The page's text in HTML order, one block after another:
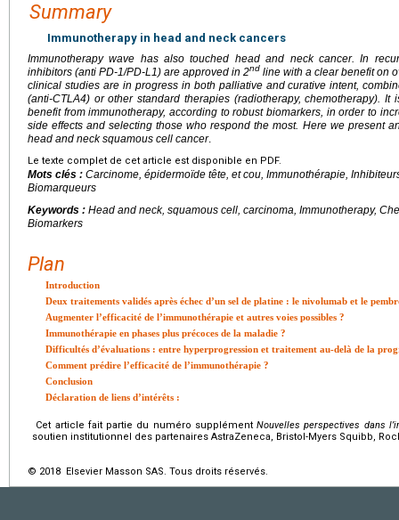
Summary
Immunotherapy in head and neck cancers
Immunotherapy wave has also touched head and neck cancer. In
inhibitors (anti PD-1/PD-L1) are approved in 2nd line with a clear benefit on
clinical studies are in progress in both palliative and curative intent,
(anti-CTLA4) or other standard therapies (radiotherapy, chemotherapy).
benefit from immunotherapy, according to robust biomarkers, in order to
side effects and selecting those who respond the most. Here we present
head and neck squamous cell cancer.
Le texte complet de cet article est disponible en PDF.
Mots clés : Carcinome, épidermoïde tête, et cou, Immunothérapie,
Biomarqueurs
Keywords : Head and neck, squamous cell, carcinoma, Immunotherapy,
Biomarkers
Plan
Introduction
Deux traitements validés après échec d’un sel de platine : le nivolumab et le
Augmenter l’efficacité de l’immunothérapie et autres voies possibles ?
Immunothérapie en phases plus précoces de la maladie ?
Difficultés d’évaluations : entre hyperprogression et traitement au-delà de la
Comment prédire l’efficacité de l’immunothérapie ?
Conclusion
Déclaration de liens d’intérêts :
Cet article fait partie du numéro supplément Nouvelles perspectives dans
soutien institutionnel des partenaires AstraZeneca, Bristol-Myers Squibb,
© 2018 Elsevier Masson SAS. Tous droits réservés.